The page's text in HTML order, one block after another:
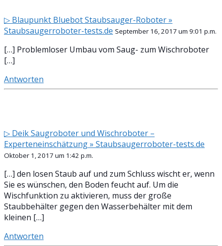
▷ Blaupunkt Bluebot Staubsauger-Roboter »
Staubsaugerroboter-tests.de September 16, 2017 um 9:01 p.m.
[…] Problemloser Umbau vom Saug- zum Wischroboter
[…]
Antworten
▷ Deik Saugroboter und Wischroboter –
Experteneinschätzung » Staubsaugerroboter-tests.de
Oktober 1, 2017 um 1:42 p.m.
[…] den losen Staub auf und zum Schluss wischt er, wenn
Sie es wünschen, den Boden feucht auf. Um die
Wischfunktion zu aktivieren, muss der große
Staubbehälter gegen den Wasserbehälter mit dem
kleinen […]
Antworten